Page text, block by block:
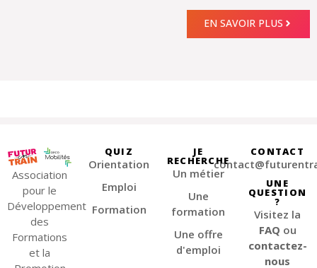
EN SAVOIR PLUS
Association
pour le
Développement
des
Formations
et la
QUIZ
Orientation
Emploi
Formation
JE
RECHERCHE
Un métier
Une
formation
Une offre
d'emploi
CONTACT
UNE
QUESTION
?
Visitez la
FAQ ou
contactez-
nous